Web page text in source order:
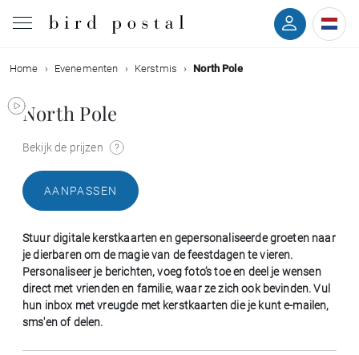
Bruiloft
Geboorte
Communie
Rouw
Verjaardag
Home Evenementen Kerstmis North Pole
North Pole
Bekijk de prijzen
AANPASSEN
Stuur digitale kerstkaarten en gepersonaliseerde groeten naar
je dierbaren om de magie van de feestdagen te vieren.
Personaliseer je berichten, voeg foto’s toe en deel je wensen
direct met vrienden en familie, waar ze zich ook bevinden. Vul
hun inbox met vreugde met kerstkaarten die je kunt e-mailen,
sms'en of delen.